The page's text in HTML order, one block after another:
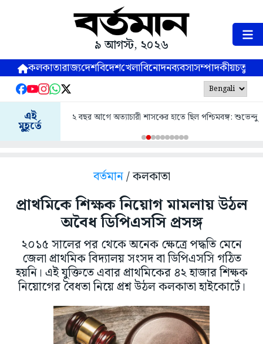
৯ আগস্ট, ২০২৬
কলকাতারাজ্যদেশবিদেশখেলাবিনোদনব্যবসাসম্পাদকীয়
এই
মুহূর্তে
২ বছর আগে অত্যাচারী শাসকের হাতে ছিল পশ্চিমবঙ্গ: শুভেন্দু
বর্তমান/ কলকাতা
প্রাথমিকে শিক্ষক নিয়োগ মামলায় উঠল
অবৈধ ডিপিএসসি প্রসঙ্গ
২০১৫ সালের পর থেকে অনেক ক্ষেত্রে পদ্ধতি মেনে
জেলা প্রাথমিক বিদ্যালয় সংসদ বা ডিপিএসসি গঠিত
হয়নি। এই যুক্তিতে এবার প্রাথমিকের ৪২ হাজার শিক্ষক
নিয়োগের বৈধতা নিয়ে প্রশ্ন উঠল কলকাতা হাইকোর্টে।